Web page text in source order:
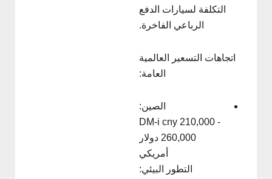
التكلفة لسيارات الدفع
الرباعي الفاخرة.
اتجاهات التسعير العالمية
العامة:
الصين:
DM-i cny 210,000 -
260,000 دولار
أمريكي
التطور البيئي: